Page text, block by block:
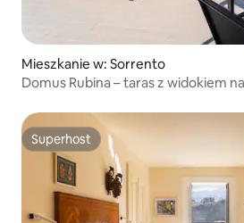
Mieszkanie w: Sorrento
Domus Rubina – taras z widokiem
Superhost
Superhost